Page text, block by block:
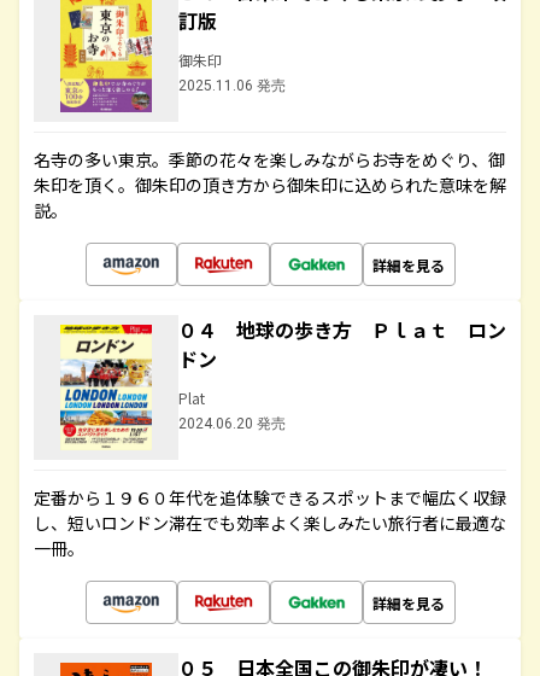
訂版
御朱印
2025.11.06 発売
名寺の多い東京。季節の花々を楽しみながらお寺をめぐり、御
朱印を頂く。御朱印の頂き方から御朱印に込められた意味を解
説。
詳細を見る
０４ 地球の歩き方 Ｐｌａｔ ロン
ドン
Plat
2024.06.20 発売
定番から１９６０年代を追体験できるスポットまで幅広く収録
し、短いロンドン滞在でも効率よく楽しみたい旅行者に最適な
一冊。
詳細を見る
０５ 日本全国この御朱印が凄い！